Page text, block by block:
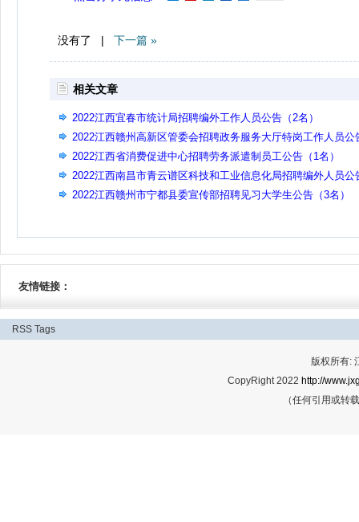
没有了 | 下一篇 »
相关文章
2022江西宜春市统计局招聘编外工作人员公告（2名）
2022江西赣州高新区管委会招聘政务服务大厅特岗工作人员公
（16名）
2022江西省消费促进中心招聘劳务派遣制员工公告（1名）
2022江西南昌市青云谱区科技和工业信息化局招聘编外人员公
（1名）
2022江西赣州市宁都县委宣传部招聘见习大学生公告（3名
友情链接：
RSS Tags
版权所有:
CopyRight 2022 http://
（任何引用或转